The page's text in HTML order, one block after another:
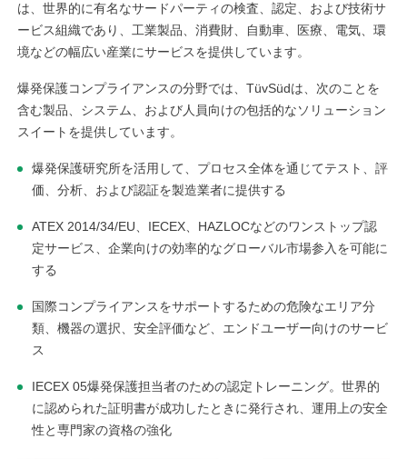
は、世界的に有名なサードパーティの検査、認定、および技術サ
ービス組織であり、工業製品、消費財、自動車、医療、電気、環
境などの幅広い産業にサービスを提供しています。
爆発保護コンプライアンスの分野では、TüvSüdは、次のことを
含む製品、システム、および人員向けの包括的なソリューション
スイートを提供しています。
爆発保護研究所を活用して、プロセス全体を通じてテスト、評
価、分析、および認証を製造業者に提供する
ATEX 2014/34/EU、IECEX、HAZLOCなどのワンストップ認
定サービス、企業向けの効率的なグローバル市場参入を可能に
する
国際コンプライアンスをサポートするための危険なエリア分
類、機器の選択、安全評価など、エンドユーザー向けのサービ
ス
IECEX 05爆発保護担当者のための認定トレーニング。世界的
に認められた証明書が成功したときに発行され、運用上の安全
性と専門家の資格の強化